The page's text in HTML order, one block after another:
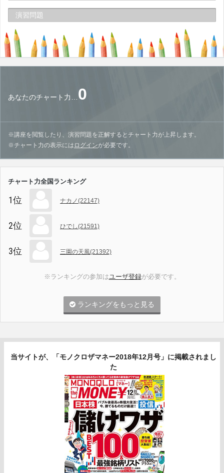
演習問題
あなたのチャート力…0
※講座を閲覧したり、演習問題を正解するとチャート力が上昇します。
※チャート力の表示には ログインが必要です。
チャート力全国ランキング
1位 ナカノ(22147)
2位 ひでし(21591)
3位 三園の天風(21392)
※ランキングの参加はユーザ登録が必要です。
ランキングをもっと見る
当サイトが、「モノクロザマネー2018年12月号」に掲載されまし
た